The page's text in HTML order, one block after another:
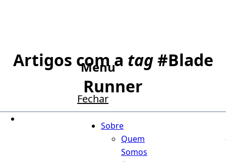
Menu
Fechar
Sobre
Quem
Somos
Artigos com a tag#Blade
Runner